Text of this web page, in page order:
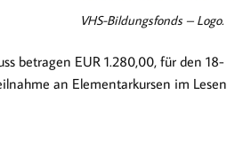
VHS-Bildungsfonds – Logo.
betragen EUR 1.280,00, für den 18-
an Elementarkursen im Lesen